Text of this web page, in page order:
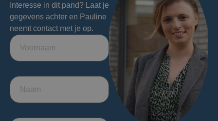
Interesse in dit pand? Laat je
gegevens achter en Pauline
neemt contact met je op.